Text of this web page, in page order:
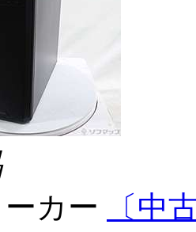
カー
〔中